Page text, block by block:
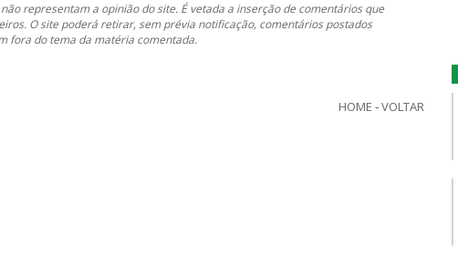
representam a opinião do site. É vetada a inserção de comentários que
O site poderá retirar, sem prévia notificação, comentários postados
fora do tema da matéria comentada.
HOME -VOLTAR